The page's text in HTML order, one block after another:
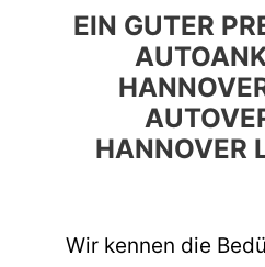
EIN GUTER
HANNOVER
Wir kennen die